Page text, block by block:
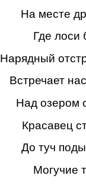
На месте
Где лоси
Нарядный
Встречает
Над озером
Красавец
До туч
Могучие